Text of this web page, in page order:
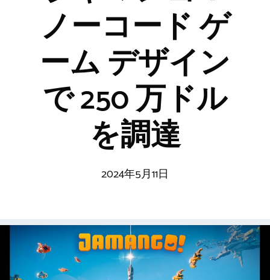
ノーコード ゲ
ーム デザイン
で 250 万ドル
を調達
2024年5月11日